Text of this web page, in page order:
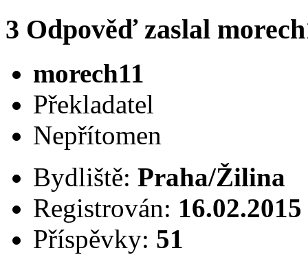
3 Odpověď zaslal
morech11
Překladatel
Nepřítomen
Bydliště: Praha/Žilina
Registrován: 16.02.2015
Příspěvky: 51